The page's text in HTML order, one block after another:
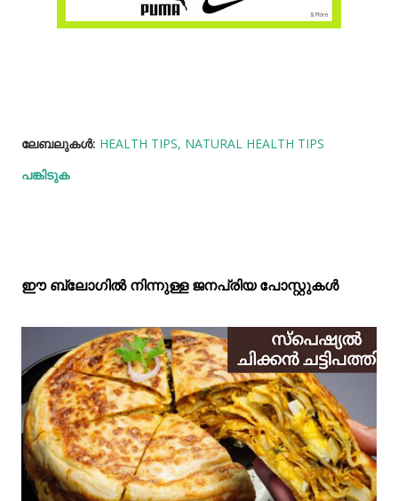
ലേബലുകള്‍: HEALTH TIPS NATURAL HEALTH TIPS
പങ്കിടുക
ഈ ബ്ലോഗിൽ നിന്നുള്ള ജനപ്രിയ പോസ്റ്റുകള്‍‌